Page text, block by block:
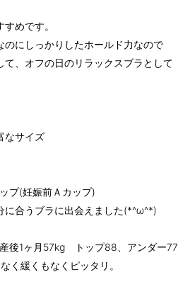
めです。
にしっかりしたホールド力なので
、オフの日のリラックスブラとして
なサイズ
プ(妊娠前Ａカップ)
に合うブラに出会えました(*^ω^*)
後1ヶ月57kg トップ88、アンダー77
く緩くもなくピッタリ。